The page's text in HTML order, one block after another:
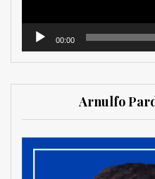
00:00
Arnulfo
MetroChat